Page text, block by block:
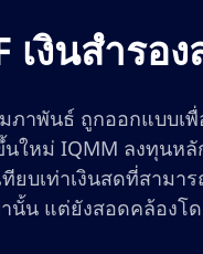
เงินสำรอ
มภาพันธ์ ถูกออกแบบเ
ใหม่ IQMM ลงทุนห
บเท่าเงินสดที่สามา
นั้น แต่ยังสอดคล้องโ